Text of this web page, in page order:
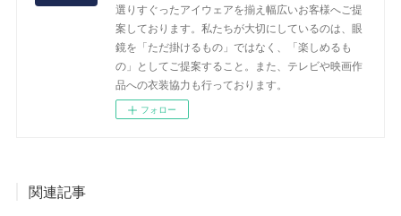
選りすぐったアイウェアを揃え幅広いお客様へご提
案しております。私たちが大切にしているのは、眼
鏡を「ただ掛けるもの」ではなく、「楽しめるも
の」としてご提案すること。また、テレビや映画作
品への衣装協力も行っております。
フォロー
関連記事